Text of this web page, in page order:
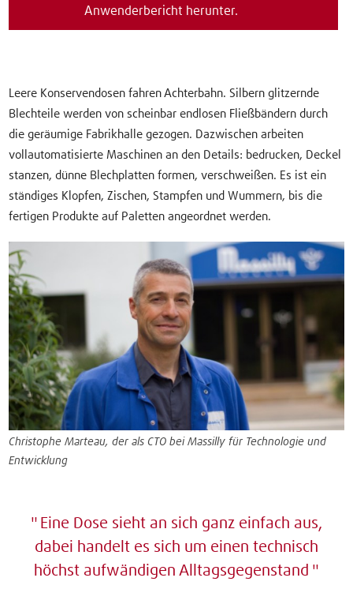
Anwenderbericht herunter.
Leere Konservendosen fahren Achterbahn. Silbern glitzernde
Blechteile werden von scheinbar endlosen Fließbändern durch
die geräumige Fabrikhalle gezogen. Dazwischen arbeiten
vollautomatisierte Maschinen an den Details: bedrucken, Deckel
stanzen, dünne Blechplatten formen, verschweißen. Es ist ein
ständiges Klopfen, Zischen, Stampfen und Wummern, bis die
fertigen Produkte auf Paletten angeordnet werden.
Christophe Marteau, der als CTO bei Massilly für Technologie und
Entwicklung
Eine Dose sieht an sich ganz einfach aus,
dabei handelt es sich um einen technisch
höchst aufwändigen Alltagsgegenstand